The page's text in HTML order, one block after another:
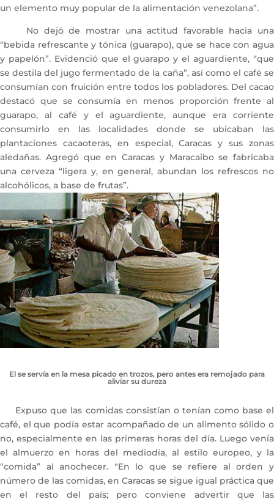
un elemento muy popular de la alimentación venezolana”.
No dejó de mostrar una actitud favorable hacia una
“bebida refrescante y tónica (guarapo), que se hace con agua
y papelón”. Evidenció que el guarapo y el aguardiente, “que
se destila del jugo fermentado de la caña”, así como el café se
consumían con fruición entre todos los pobladores. Del cacao
destacó que se consumía en menos proporción frente al
guarapo, al café y el aguardiente, aunque era corriente
consumirlo en las localidades donde se ubicaban las
plantaciones cacaoteras, en especial, Caracas y sus zonas
aledañas. Agregó que en Caracas y Maracaibo se fabricaba
una cerveza “ligera y, en general, abundan los refrescos no
alcohólicos, a base de frutas”.
El se servía en la mesa picado en trozos, pero antes era remojado para
aliviar su dureza
Expuso que las comidas consistían o tenían como base el
café, el que podía estar acompañado de un alimento sólido o
no, especialmente en las primeras horas del día. Luego venía
el almuerzo en horas del mediodía, al estilo europeo, y la
“comida” al anochecer. “En lo que se refiere al orden y
número de las comidas, en Caracas se sigue igual práctica que
en el resto del país; pero conviene advertir que las